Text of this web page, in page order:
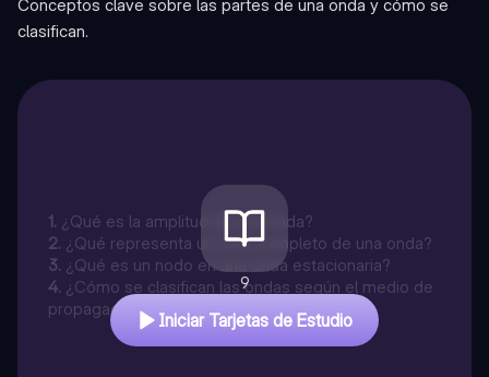
Conceptos clave sobre las partes de una onda y cómo se
clasifican.
1. ¿Qué es la amplitud de una onda?
2. ¿Qué representa un ciclo completo de una onda?
3. ¿Qué es un nodo en una onda estacionaria?
4. ¿Cómo se clasifican las ondas según el medio de
propagación?
9
Iniciar Tarjetas de Estudio